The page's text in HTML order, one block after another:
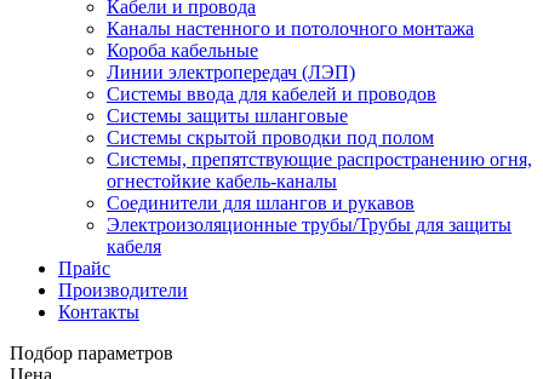
Кабели и провода
Каналы настенного и потолочного монтажа
Короба кабельные
Линии электропередач (ЛЭП)
Системы ввода для кабелей и проводов
Системы защиты шланговые
Системы скрытой проводки под полом
Системы, препятствующие распространению огня,
огнестойкие кабель-каналы
Соединители для шлангов и рукавов
Электроизоляционные трубы/Трубы для защиты
кабеля
Прайс
Производители
Контакты
Подбор параметров
Цена